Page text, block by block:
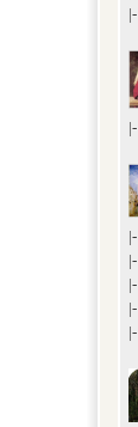
|-
|-
|-
|-
|-
|-
|-